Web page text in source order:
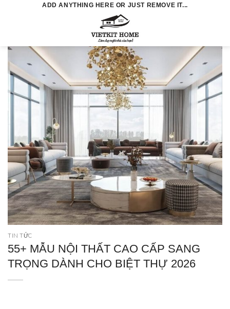
ADD ANYTHING HERE OR JUST REMOVE IT...
TIN TỨC
55+ MẪU NỘI THẤT CAO CẤP SANG
TRỌNG DÀNH CHO BIỆT THỰ 2026